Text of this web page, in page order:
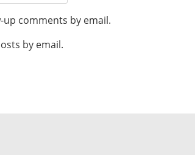
comments by email.
by email.